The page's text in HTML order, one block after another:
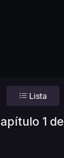
Lista
1 de